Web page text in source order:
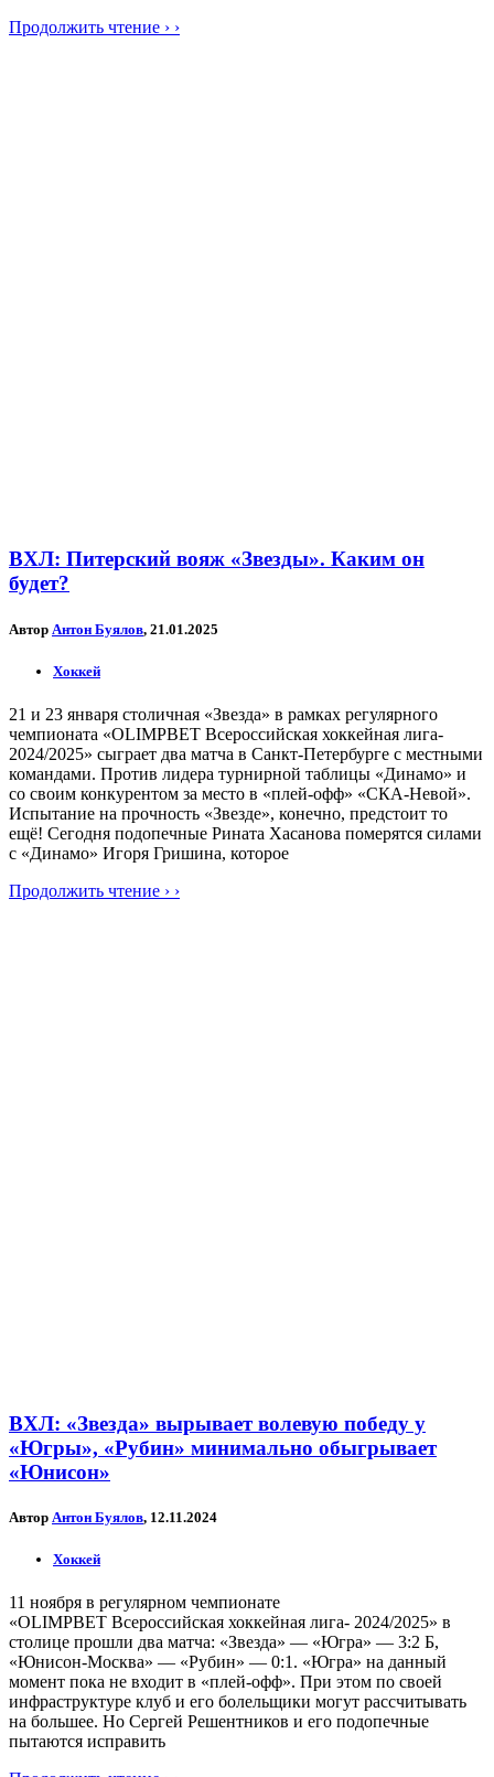
Продолжить чтение › ›
ВХЛ: Питерский вояж «Звезды». Каким он
будет?
Автор Антон Буялов, 21.01.2025
Хоккей
21 и 23 января столичная «Звезда» в рамках регулярного
чемпионата «OLIMPBET Всероссийская хоккейная лига-
2024/2025» сыграет два матча в Санкт-Петербурге с местными
командами. Против лидера турнирной таблицы «Динамо» и
со своим конкурентом за место в «плей-офф» «СКА-Невой».
Испытание на прочность «Звезде», конечно, предстоит то
ещё! Сегодня подопечные Рината Хасанова померятся силами
с «Динамо» Игоря Гришина, которое
Продолжить чтение › ›
ВХЛ: «Звезда» вырывает волевую победу у
«Югры», «Рубин» минимально обыгрывает
«Юнисон»
Автор Антон Буялов, 12.11.2024
Хоккей
11 ноября в регулярном чемпионате
«OLIMPBET Всероссийская хоккейная лига- 2024/2025» в
столице прошли два матча: «Звезда» — «Югра» — 3:2 Б,
«Юнисон-Москва» — «Рубин» — 0:1. «Югра» на данный
момент пока не входит в «плей-офф». При этом по своей
инфраструктуре клуб и его болельщики могут рассчитывать
на большее. Но Сергей Решентников и его подопечные
пытаются исправить